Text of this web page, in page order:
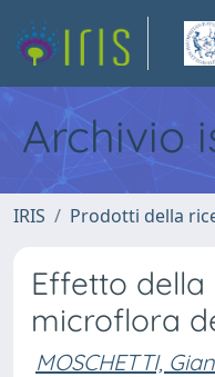
Archivio
IRIS Prodotti della
Effetto
microflora
MOSCHETTI,